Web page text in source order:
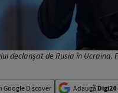
declanșat de Rusia în Ucraina.
Google Discover Adaugă Digi24